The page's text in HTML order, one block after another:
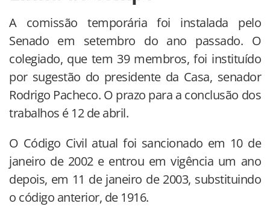
A comissão temporária foi instalada pelo
Senado em setembro do ano passado. O
colegiado, que tem 39 membros, foi instituído
por sugestão do presidente da Casa, senador
Rodrigo Pacheco. O prazo para a conclusão dos
trabalhos é 12 de abril.
O Código Civil atual foi sancionado em 10 de
janeiro de 2002 e entrou em vigência um ano
depois, em 11 de janeiro de 2003, substituindo
o código anterior, de 1916.